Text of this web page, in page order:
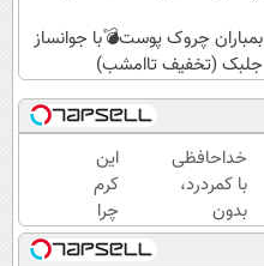
بمباران چروک پوست💣با جوانساز
جلبک (تخفیف تاامشب)
خداحافظی
با کمردرد،
بدون
قرص و
این
کرم
چرا
اینقدر